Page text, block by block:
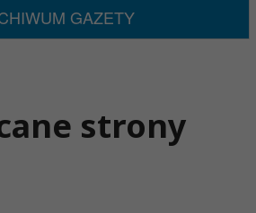
GAZETY
strony